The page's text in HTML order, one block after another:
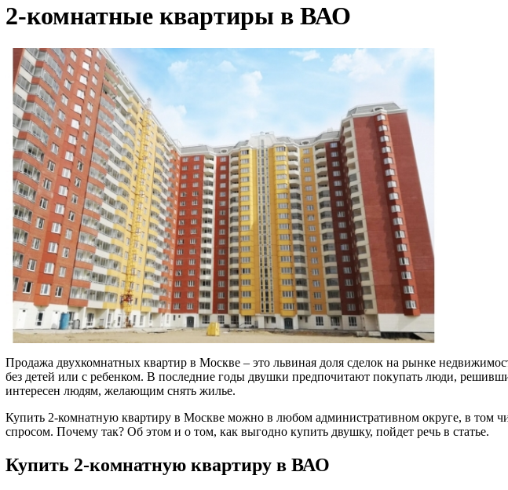
2-комнатные квартиры в ВАО
Продажа двухкомнатных квартир в Москве – это львиная доля сделок на рынке
без детей или с ребенком. В последние годы двушки предпочитают покупать люди,
интересен людям, желающим снять жилье.
Купить 2-комнатную квартиру в Москве можно в любом административном округе, в том
спросом. Почему так? Об этом и о том, как выгодно купить двушку, пойдет речь в статье.
Купить 2-комнатную квартиру в ВАО